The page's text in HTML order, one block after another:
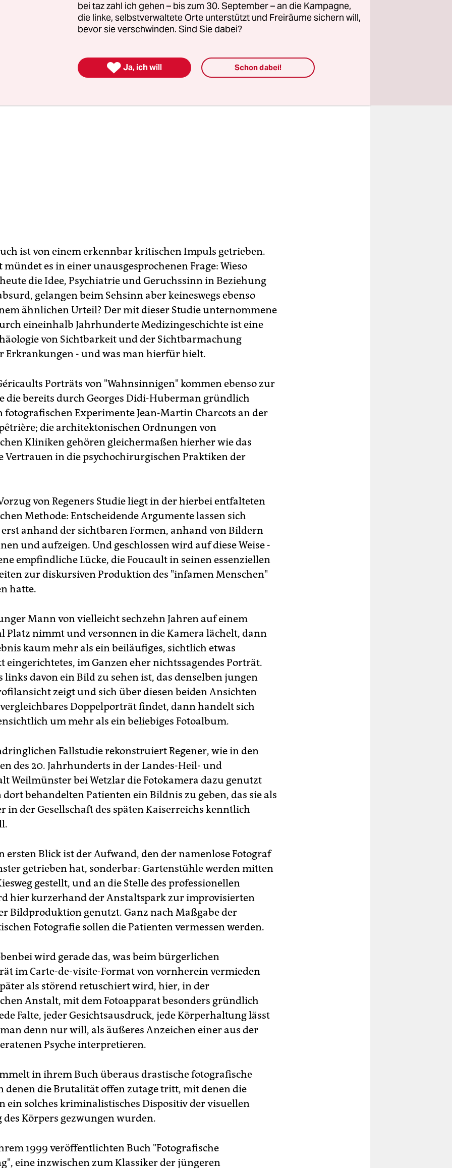
Susanne Regener ihre soeben
und überaus lesenswerte Studie zu "Menschenbildern aus
ist von einem erkennbar kritischen Impuls getrieben.
es in einer unausgesprochenen Frage: Wieso
die Idee, Psychiatrie und Geruchssinn in Beziehung
gelangen beim Sehsinn aber keineswegs ebenso
ähnlichen Urteil? Der mit dieser Studie unternommene
eineinhalb Jahrhunderte Medizingeschichte ist eine
von Sichtbarkeit und der Sichtbarmachung
Erkrankungen - und was man hierfür hielt.
Porträts von "Wahnsinnigen" kommen ebenso zur
die bereits durch Georges Didi-Huberman gründlich
fotografischen Experimente Jean-Martin Charcots an der
die architektonischen Ordnungen von
Kliniken gehören gleichermaßen hierher wie das
Vertrauen in die psychochirurgischen Praktiken der
von Regeners Studie liegt in der hierbei entfalteten
Methode: Entscheidende Argumente lassen sich
anhand der sichtbaren Formen, anhand von Bildern
und aufzeigen. Und geschlossen wird auf diese Weise -
empfindliche Lücke, die Foucault in seinen essenziellen
zur diskursiven Produktion des "infamen Menschen"
hatte.
Mann von vielleicht sechzehn Jahren auf einem
Platz nimmt und versonnen in die Kamera lächelt, dann
kaum mehr als ein beiläufiges, sichtlich etwas
eingerichtetes, im Ganzen eher nichtssagendes Porträt.
links davon ein Bild zu sehen ist, das denselben jungen
zeigt und sich über diesen beiden Ansichten
Doppelporträt findet, dann handelt sich
um mehr als ein beliebiges Fotoalbum.
Fallstudie rekonstruiert Regener, wie in den
des 20. Jahrhunderts in der Landes-Heil- und
Weilmünster bei Wetzlar die Fotokamera dazu genutzt
behandelten Patienten ein Bildnis zu geben, das sie als
in der Gesellschaft des späten Kaiserreichs kenntlich
ersten Blick ist der Aufwand, den der namenlose Fotograf
getrieben hat, sonderbar: Gartenstühle werden mitten
gestellt, und an die Stelle des professionellen
hier kurzerhand der Anstaltspark zur improvisierten
Bildproduktion genutzt. Ganz nach Maßgabe der
Fotografie sollen die Patienten vermessen werden.
wird gerade das, was beim bürgerlichen
im Carte-de-visite-Format von vornherein vermieden
als störend retuschiert wird, hier, in der
Anstalt, mit dem Fotoapparat besonders gründlich
Falte, jeder Gesichtsausdruck, jede Körperhaltung lässt
denn nur will, als äußeres Anzeichen einer aus der
Psyche interpretieren.
in ihrem Buch überaus drastische fotografische
denen die Brutalität offen zutage tritt, mit denen die
ein solches kriminalistisches Dispositiv der visuellen
Körpers gezwungen wurden.
1999 veröffentlichten Buch "Fotografische
eine inzwischen zum Klassiker der jüngeren
bei taz zahl ich gehen – bis zum 30. September – an die Kampagne,
die linke, selbstverwaltete Orte unterstützt und Freiräume sichern will,
bevor sie verschwinden. Sind Sie dabei?
 Ja, ich will Schon dabei!